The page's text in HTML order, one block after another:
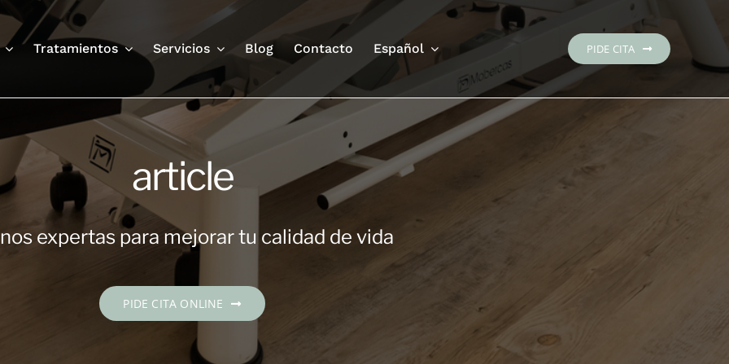
Tratamientos Servicios Blog Contacto Español PIDE CITA
article
expertas para mejorar tu calidad de vida
PIDE CITA ONLINE